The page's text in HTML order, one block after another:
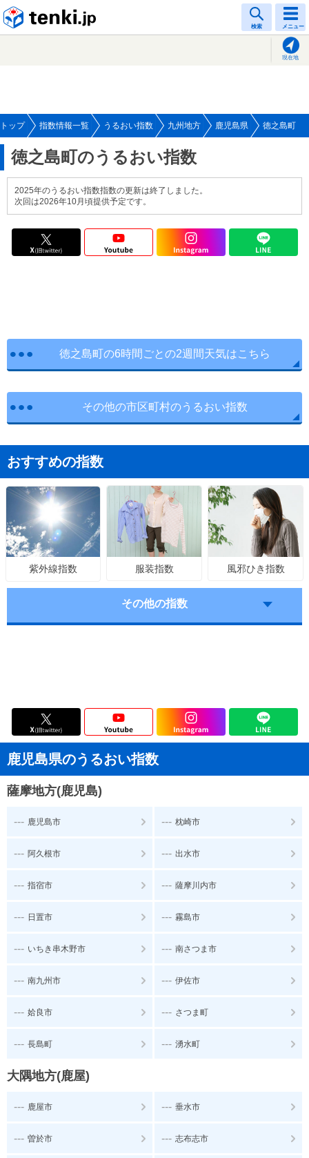
検索 メニュー
現在地
トップ 指数情報一覧 うるおい指数 九州地方 鹿児島県 徳之島町
徳之島町のうるおい指数
2025年のうるおい指数指数の更新は終了しました。
次回は2026年10月頃提供予定です。
徳之島町の6時間ごとの2週間天気はこちら
その他の市区町村のうるおい指数
おすすめの指数
紫外線指数 服装指数 風邪ひき指数
その他の指数
鹿児島県のうるおい指数
薩摩地方(鹿児島)
--- 鹿児島市 --- 枕崎市
--- 阿久根市 --- 出水市
--- 指宿市 --- 薩摩川内市
--- 日置市 --- 霧島市
--- いちき串木野市 --- 南さつま市
--- 南九州市 --- 伊佐市
--- 姶良市 --- さつま町
--- 長島町 --- 湧水町
大隅地方(鹿屋)
--- 鹿屋市 --- 垂水市
--- 曽於市 --- 志布志市